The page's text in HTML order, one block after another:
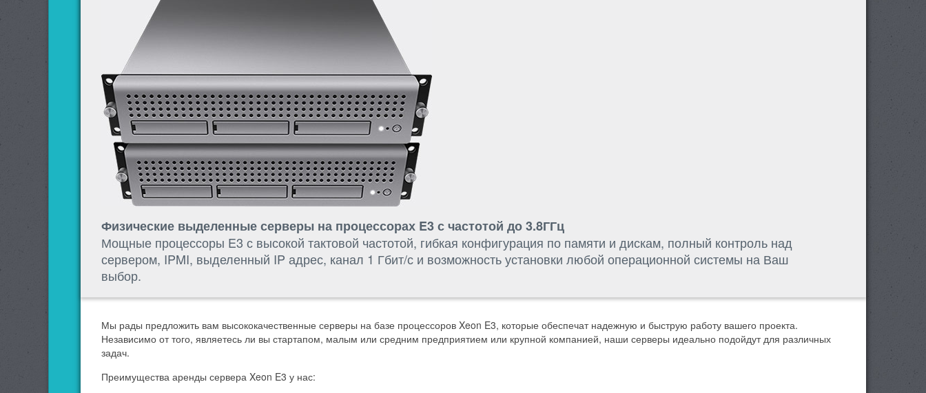
Физические выделенные серверы на процессорах E3 с частотой до 3.8ГГц
Мощные процессоры E3 с высокой тактовой частотой, гибкая конфигурация по памяти и дискам, полный контроль над
сервером, IPMI, выделенный IP адрес, канал 1 Гбит/с и возможность установки любой операционной системы на Ваш
выбор.
Мы рады предложить вам высококачественные серверы на базе процессоров Xeon E3, которые обеспечат надежную и быструю работу вашего проекта.
Независимо от того, являетесь ли вы стартапом, малым или средним предприятием или крупной компанией, наши серверы идеально подойдут для различных
задач.
Преимущества аренды сервера Xeon E3 у нас: